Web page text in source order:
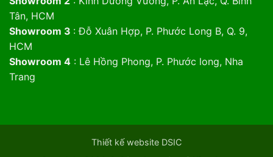
Tân, HCM
Showroom 3 : Đỗ Xuân Hợp, P. Phước Long B, Q. 9,
HCM
Showroom 4: Lê Hồng Phong, P. Phước long, Nha
Trang
Thiết kế website DSIC